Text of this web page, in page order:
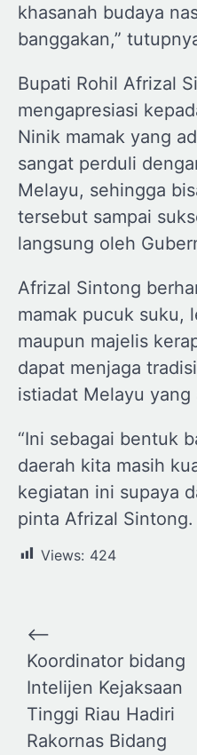
khasanah budaya
banggakan,”
Bupati Rohil Afrizal
mengapresiasi
Ninik mamak yang
sangat perduli
Melayu, sehingga
tersebut sampai
langsung oleh
Afrizal Sintong
mamak pucuk suku,
maupun majelis
dapat menjaga
istiadat Melayu yang
“Ini sebagai bentuk
daerah kita masih
kegiatan ini supaya
pinta Afrizal Sintong.
Views: 424
Navigasi
pos
⟵
Koordinator bidang
Intelijen Kejaksaan
Tinggi Riau Hadiri
Rakornas Bidang